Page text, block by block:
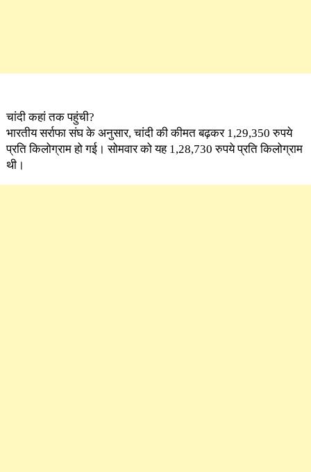
चांदी कहां तक पहुंची?
भारतीय सर्राफा संघ के अनुसार, चांदी की कीमत बढ़कर 1,29,350 रुपये
प्रति किलोग्राम हो गई। सोमवार को यह 1,28,730 रुपये प्रति किलोग्राम
थी।